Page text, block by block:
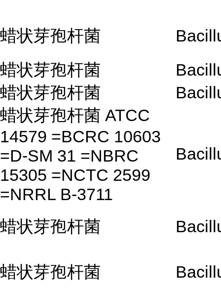
蜡状芽孢杆菌
蜡状芽孢杆菌
蜡状芽孢杆菌
蜡状芽孢杆菌 ATCC
14579 =BCRC 10603
=D-SM 31 =NBRC
15305 =NCTC 2599
=NRRL B-3711
蜡状芽孢杆菌
蜡状芽孢杆菌